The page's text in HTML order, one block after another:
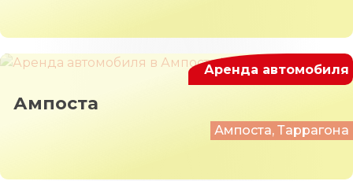
Ампоста
Ампоста, Таррагона
Аренда автомобиля